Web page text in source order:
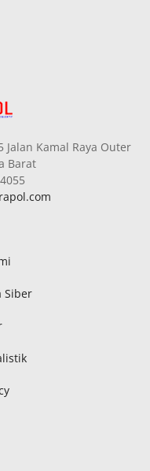
Jalan Kamal Raya Outer
Barat
Siber